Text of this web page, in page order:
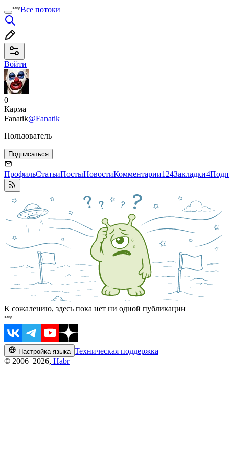
Все потоки
Войти
0
Карма
Fanatik@Fanatik
Пользователь
Подписаться
ПрофильСтатьиПостыНовостиКомментарии124Закладки4
К сожалению, здесь пока нет ни одной публикации
Настройка языка Техническая поддержка
© 2006–2026, Habr